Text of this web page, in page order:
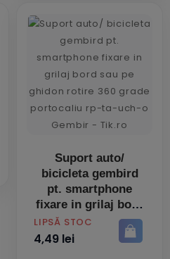
Suport auto/
bicicleta gembird
pt. smartphone
fixare in grilaj bord
sau pe ghidon
rotire 360 grade
PRET
LIPSĂ STOC
4,49 lei